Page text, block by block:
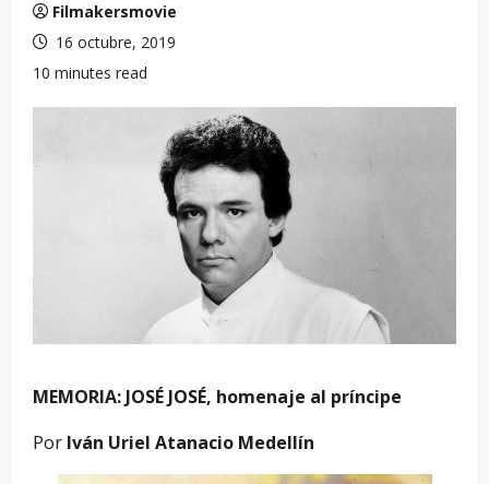
Filmakersmovie
16 octubre, 2019
10 minutes read
MEMORIA: JOSÉ JOSÉ, homenaje al príncipe
Por Iván Uriel Atanacio Medellín